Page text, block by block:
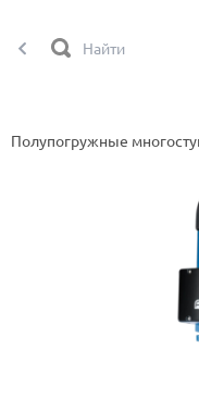
Полупогружные